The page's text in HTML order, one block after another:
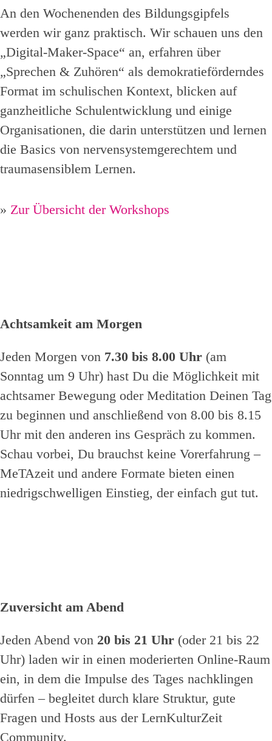
An den Wochenenden des Bildungsgipfels
werden wir ganz praktisch. Wir schauen uns den
„Digital-Maker-Space“ an, erfahren über
„Sprechen & Zuhören“ als demokratieförderndes
Format im schulischen Kontext, blicken auf
ganzheitliche Schulentwicklung und einige
Organisationen, die darin unterstützen und lernen
die Basics von nervensystemgerechtem und
traumasensiblem Lernen.
» Zur Übersicht der Workshops
Achtsamkeit am Morgen
Jeden Morgen von 7.30 bis 8.00 Uhr (am
Sonntag um 9 Uhr) hast Du die Möglichkeit mit
achtsamer Bewegung oder Meditation Deinen Tag
zu beginnen und anschließend von 8.00 bis 8.15
Uhr mit den anderen ins Gespräch zu kommen.
Schau vorbei, Du brauchst keine Vorerfahrung –
MeTAzeit und andere Formate bieten einen
niedrigschwelligen Einstieg, der einfach gut tut.
Zuversicht am Abend
Jeden Abend von 20 bis 21 Uhr (oder 21 bis 22
Uhr) laden wir in einen moderierten Online-Raum
ein, in dem die Impulse des Tages nachklingen
dürfen – begleitet durch klare Struktur, gute
Fragen und Hosts aus der LernKulturZeit
Community.